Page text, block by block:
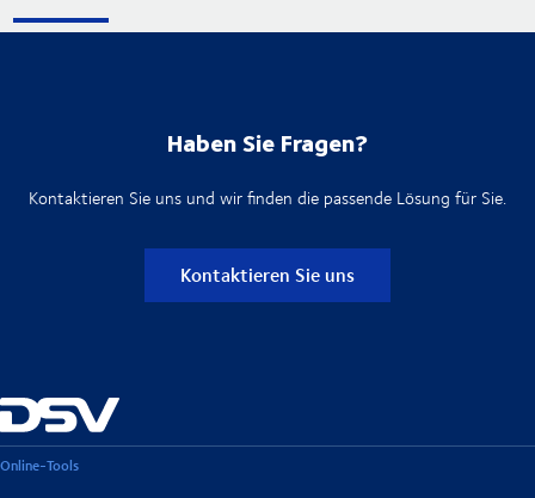
Haben Sie Fragen?
Kontaktieren Sie uns und wir finden die passende Lösung für Sie.
Kontaktieren Sie uns
Online-Tools